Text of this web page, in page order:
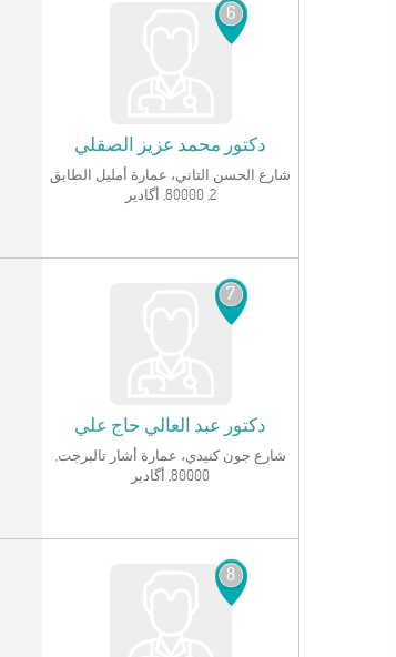
6
دكتور محمد عزيز الصقلي
شارع الحسن التاني، عمارة أمليل الطابق
2, 80000, أگادير
7
دكتور عبد العالي حاج علي
شارع جون كنيدي، عمارة أشار تالبرجت,
80000, أگادير
8